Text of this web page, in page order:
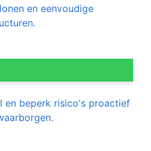
en eenvoudige
en beperk risico's proactief